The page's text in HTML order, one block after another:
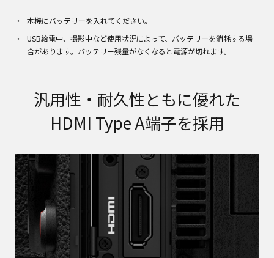
本機にバッテリーを入れてください。
USB給電中、撮影中など使用状況によって、バッテリーを消耗する場
合があります。バッテリー残量がなくなると電源が切れます。
汎用性・耐久性ともに優れた
HDMI Type A端子を採用